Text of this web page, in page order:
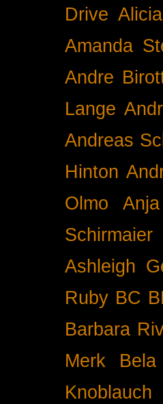
Drive
Amanda
Andre
Lange
Andreas
Hinton
Olmo
Schirmaier
Ashleigh
Ruby BC
Barbara
Merk
Knoblauch